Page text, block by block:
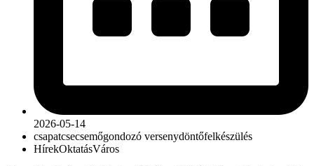
2026-05-14
csapatcsecsemőgondozó versenydöntőfelkészülés
HírekOktatásVáros